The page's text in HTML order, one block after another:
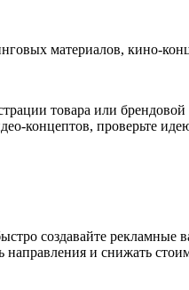
материалов, кино-
товара или
концептов, проверьте
создавайте рекламные
направления и снижать